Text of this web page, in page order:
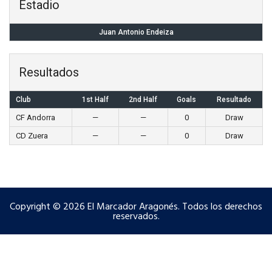
Estadio
Juan Antonio Endeiza
Resultados
Club 1st Half 2nd Half Goals Resultado
CF Andorra — — 0
Draw
CD Zuera
— — 0 Draw
Copyright © 2026 El Marcador Aragonés. Todos los derechos
reservados.